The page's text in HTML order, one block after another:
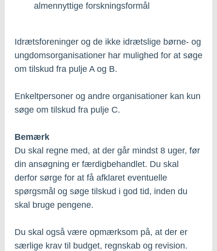
almennyttige forskningsformål
Idrætsforeninger og de ikke idrætslige børne- og
ungdomsorganisationer har mulighed for at søge
om tilskud fra pulje A og B.
Enkeltpersoner og andre organisationer kan kun
søge om tilskud fra pulje C.
Bemærk
Du skal regne med, at der går mindst 8 uger, før
din ansøgning er færdigbehandlet. Du skal
derfor sørge for at få afklaret eventuelle
spørgsmål og søge tilskud i god tid, inden du
skal bruge pengene.
Du skal også være opmærksom på, at der er
særlige krav til budget, regnskab og revision.